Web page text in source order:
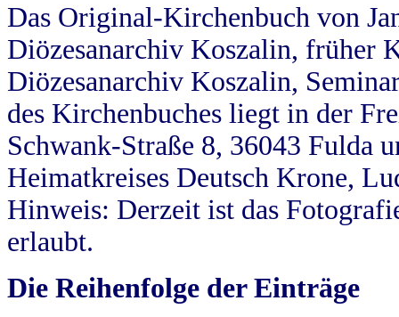
Das Original-Kirchenbuch von
Diözesanarchiv Koszalin, früher
Diözesanarchiv Koszalin,
des Kirchenbuches liegt in der
Schwank-Straße 8, 36043 Fulda
Heimatkreises Deutsch Krone,
Hinweis: Derzeit ist das
erlaubt.
Die Reihenfolge der Einträge